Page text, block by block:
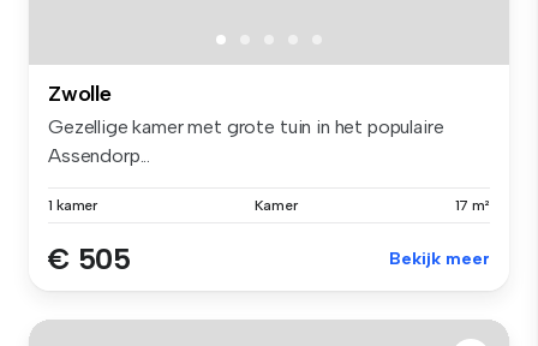
Zwolle
Gezellige kamer met grote tuin in het populaire
Assendorp...
1 kamer Kamer 17 m²
€ 505 Bekijk meer